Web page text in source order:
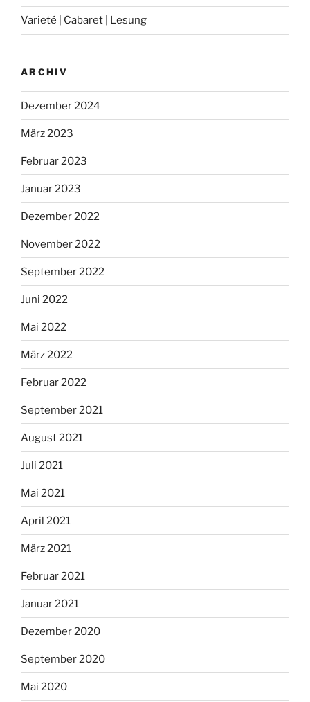
Varieté | Cabaret | Lesung
ARCHIV
Dezember 2024
März 2023
Februar 2023
Januar 2023
Dezember 2022
November 2022
September 2022
Juni 2022
Mai 2022
März 2022
Februar 2022
September 2021
August 2021
Juli 2021
Mai 2021
April 2021
März 2021
Februar 2021
Januar 2021
Dezember 2020
September 2020
Mai 2020